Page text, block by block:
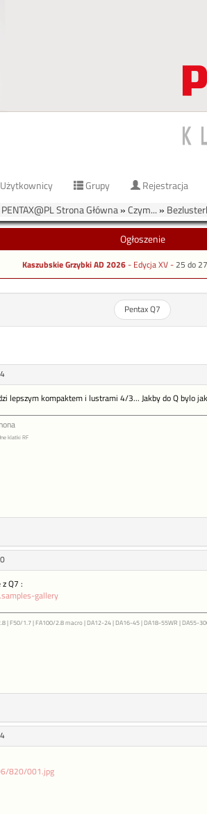
Użytkownicy Grupy Rejestracja
PENTAX@PL Strona Główna»Czym... »
Ogłoszenie
Kaszubskie Grzybki AD 2026- Edycja XV -25 do
Pentax Q7
lepszym kompaktem i lustrami 4/3... Jakby do Q bylo
klatki RF
Q7 :
gallery
| F50/1.7 | FA100/2.8 macro | DA12-24 | DA16-45 | DA18-55WR | DA55-
820/001.jpg